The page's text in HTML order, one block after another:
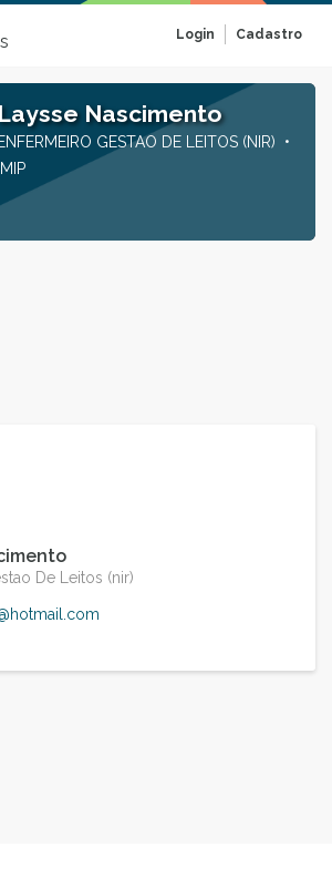
Login Cadastro
Laysse Nascimento
ENFERMEIRO GESTAO DE LEITOS (NIR)
IMIP
De Leitos (nir)